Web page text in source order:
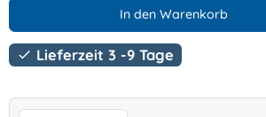
In den Warenkorb
 Lieferzeit 3 -9 Tage